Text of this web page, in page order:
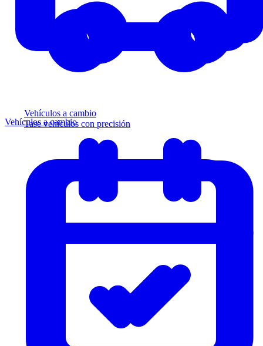
Vehículos a cambio
Tase vehículos con precisión
Vehículos a cambio